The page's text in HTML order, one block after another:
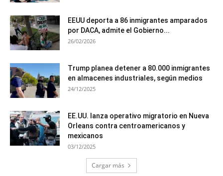
EEUU deporta a 86 inmigrantes amparados
por DACA, admite el Gobierno...
26/02/2026
Trump planea detener a 80.000 inmigrantes
en almacenes industriales, según medios
24/12/2025
EE.UU. lanza operativo migratorio en Nueva
Orleans contra centroamericanos y
mexicanos
03/12/2025
Cargar más